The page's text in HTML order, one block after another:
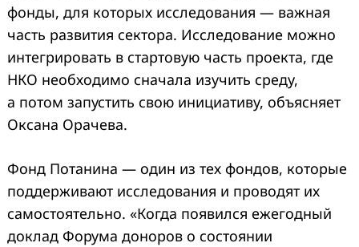
фонды, для которых исследования — важная
часть развития сектора. Исследование можно
интегрировать в стартовую часть проекта, где
НКО необходимо сначала изучить среду,
а потом запустить свою инициативу, объясняет
Оксана Орачева.
Фонд Потанина — один из тех фондов, которые
поддерживают исследования и проводят их
самостоятельно. «Когда появился ежегодный
доклад Форума доноров о состоянии